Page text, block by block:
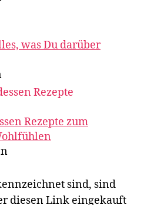
was Du darüber
Rezepte zum
sind, sind
diesen Link eingekauft